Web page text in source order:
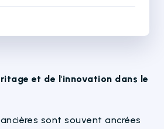
et de l'innovation dans le
sont souvent ancrées